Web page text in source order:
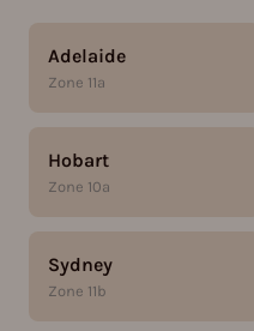
Adelaide
Zone 11a
Hobart
Zone 10a
Sydney
Zone 11b